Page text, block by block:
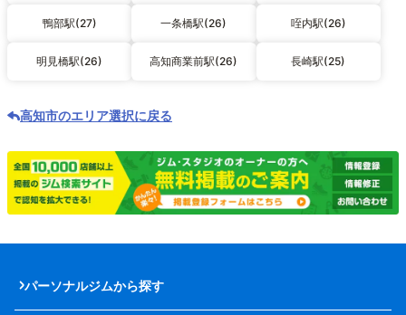
鴨部駅(27) 一条橋駅(26) 咥内駅(26)
明見橋駅(26) 高知商業前駅(26) 長崎駅(25)
高知市のエリア選択に戻る
パーソナルジムから探す